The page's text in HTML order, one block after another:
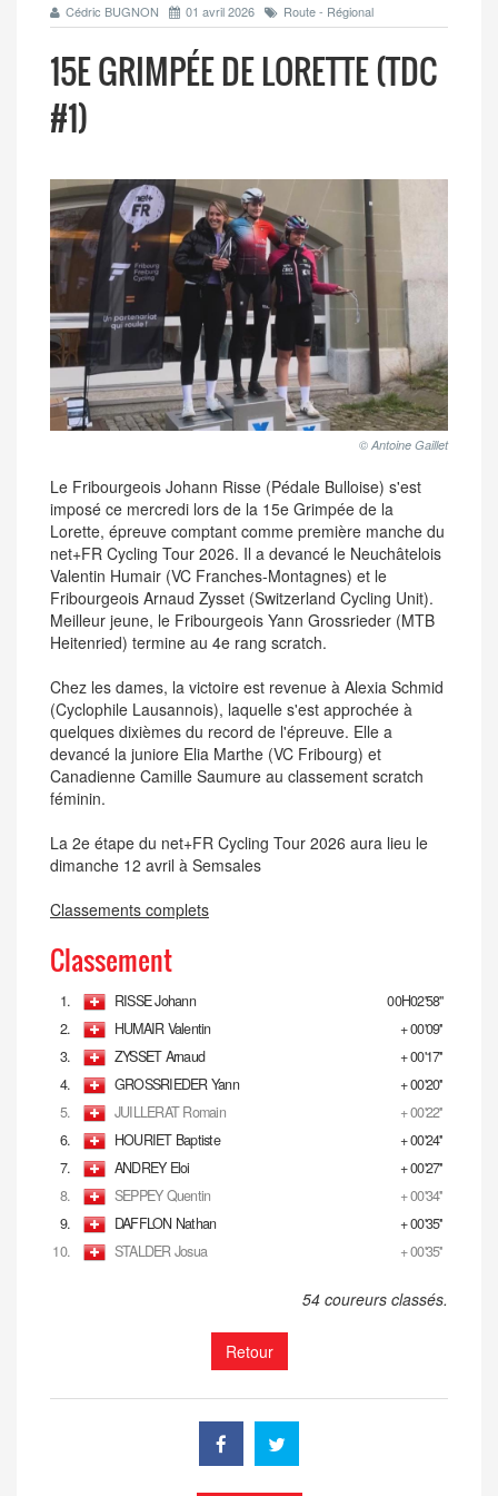
Cédric BUGNON 01 avril 2026 Route - Régional
15E GRIMPÉE DE LORETTE (TDC
#1)
© Antoine Gaillet
Le Fribourgeois Johann Risse (Pédale Bulloise) s'est
imposé ce mercredi lors de la 15e Grimpée de la
Lorette, épreuve comptant comme première manche du
net+FR Cycling Tour 2026. Il a devancé le Neuchâtelois
Valentin Humair (VC Franches-Montagnes) et le
Fribourgeois Arnaud Zysset (Switzerland Cycling Unit).
Meilleur jeune, le Fribourgeois Yann Grossrieder (MTB
Heitenried) termine au 4e rang scratch.
Chez les dames, la victoire est revenue à Alexia Schmid
(Cyclophile Lausannois), laquelle s'est approchée à
quelques dixièmes du record de l'épreuve. Elle a
devancé la juniore Elia Marthe (VC Fribourg) et
Canadienne Camille Saumure au classement scratch
féminin.
La 2e étape du net+FR Cycling Tour 2026 aura lieu le
dimanche 12 avril à Semsales
Classements complets
Classement
1. RISSE Johann
00H02'58''
2.
HUMAIR Valentin
+ 00'09''
3.
ZYSSET Arnaud
+ 00'17''
4.
GROSSRIEDER Yann
+ 00'20''
5.
JUILLERAT Romain
+ 00'22''
6.
HOURIET Baptiste
+ 00'24''
7.
ANDREY Eloi
+ 00'27''
8.
SEPPEY Quentin
+ 00'34''
9.
DAFFLON Nathan
+ 00'35''
10.
STALDER Josua + 00'35''
54 coureurs classés.
Retour